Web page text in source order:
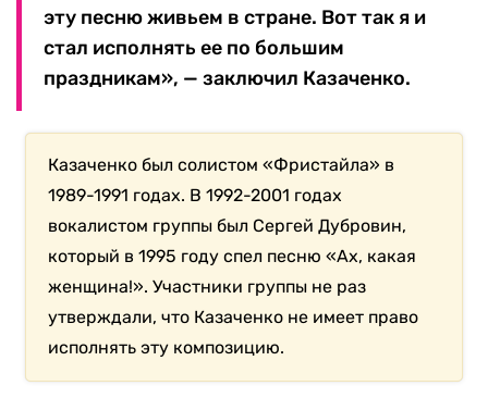
эту песню живьем в стране. Вот так я и
стал исполнять ее по большим
праздникам», — заключил Казаченко.
Казаченко был солистом «Фристайла» в
1989-1991 годах. В 1992-2001 годах
вокалистом группы был Сергей Дубровин,
который в 1995 году спел песню «Ах, какая
женщина!». Участники группы не раз
утверждали, что Казаченко не имеет право
исполнять эту композицию.